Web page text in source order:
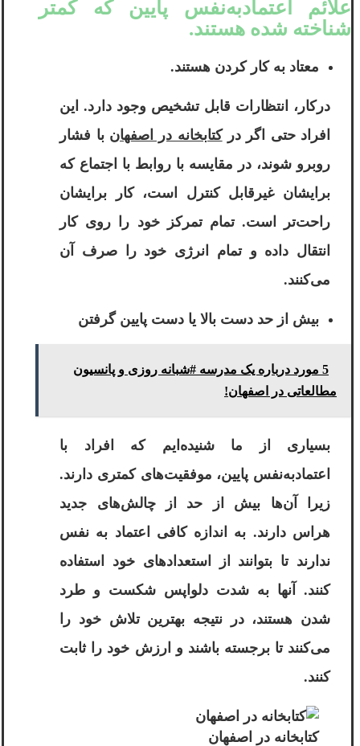
علائم اعتماد‌به‌نفس پایین که کمتر
شناخته شده هستند.
معتاد به کار کردن هستند.
درکار، انتظارات قابل تشخیص وجود دارد. این
افراد حتی اگر درکتابخانه در اصفهان با فشار
روبرو شوند، در مقایسه با روابط با اجتماع که
برایشان غیرقابل کنترل است، کار برایشان
راحت‌تر است. تمام تمرکز خود را روی کار
انتقال داده و تمام انرژی خود را صرف آن
می‌کنند.
بیش از حد دست بالا یا دست پایین گرفتن
5 مورد درباره یک مدرسه #شبانه روزی و پانسیون
مطالعاتی در اصفهان!
بسیاری از ما شنیده‌ایم که افراد با
اعتمادبه‌نفس پایین، موفقیت‌های کمتری دارند.
زیرا آن‌ها بیش از حد از چالش‌های جدید
هراس دارند. به اندازه کافی اعتماد به نفس
ندارند تا بتوانند از استعدادهای خود استفاده
کنند. آنها به شدت دلواپس شکست و طرد
شدن هستند، در نتیجه بهترین تلاش خود را
می‌کنند تا برجسته باشند و ارزش خود را ثابت
کنند.
کتابخانه در اصفهان